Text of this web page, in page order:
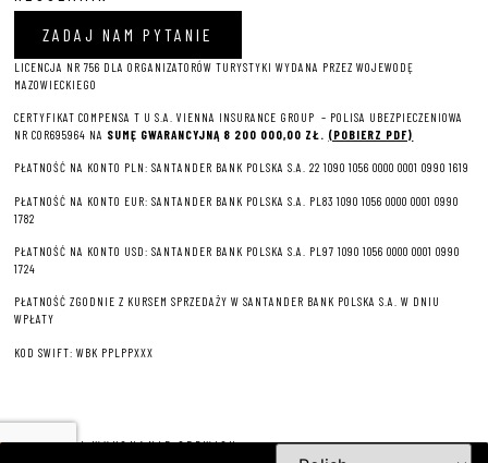
ZADAJ NAM PYTANIE
LICENCJA NR 756 DLA ORGANIZATORÓW TURYSTYKI WYDANA PRZEZ WOJEWODĘ
MAZOWIECKIEGO
CERTYFIKAT COMPENSA T U S.A. VIENNA INSURANCE GROUP – POLISA UBEZPIECZENIOWA
NR COR695964 NA SUMĘ GWARANCYJNĄ 8 200 000,00 ZŁ. (POBIERZ PDF)
PŁATNOŚĆ NA KONTO PLN: SANTANDER BANK POLSKA S.A. 22 1090 1056 0000 0001 0990 1619
PŁATNOŚĆ NA KONTO EUR: SANTANDER BANK POLSKA S.A. PL83 1090 1056 0000 0001 0990
1782
PŁATNOŚĆ NA KONTO USD: SANTANDER BANK POLSKA S.A. PL97 1090 1056 0000 0001 0990
1724
PŁATNOŚĆ ZGODNIE Z KURSEM SPRZEDAŻY W SANTANDER BANK POLSKA S.A. W DNIU
WPŁATY
KOD SWIFT: WBK PPLPPXXX
PROJEKT I WYKONANIE SERWISU